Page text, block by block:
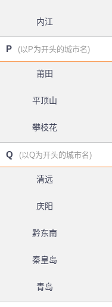
内江
P (以P为开头的城市名)
莆田
平顶山
攀枝花
Q (以Q为开头的城市名)
清远
庆阳
黔东南
秦皇岛
青岛